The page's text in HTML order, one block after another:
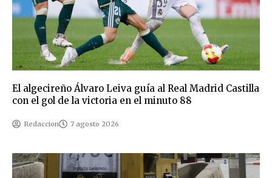
El algecireño Álvaro Leiva guía al Real Madrid Castilla
con el gol de la victoria en el minuto 88
Redaccion 7 agosto 2026